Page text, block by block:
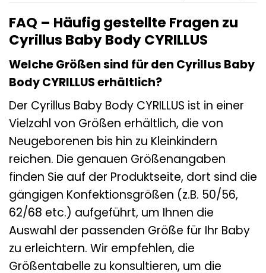
FAQ – Häufig gestellte Fragen zu
Cyrillus Baby Body CYRILLUS
Welche Größen sind für den Cyrillus Baby
Body CYRILLUS erhältlich?
Der Cyrillus Baby Body CYRILLUS ist in einer
Vielzahl von Größen erhältlich, die von
Neugeborenen bis hin zu Kleinkindern
reichen. Die genauen Größenangaben
finden Sie auf der Produktseite, dort sind die
gängigen Konfektionsgrößen (z.B. 50/56,
62/68 etc.) aufgeführt, um Ihnen die
Auswahl der passenden Größe für Ihr Baby
zu erleichtern. Wir empfehlen, die
Größentabelle zu konsultieren, um die